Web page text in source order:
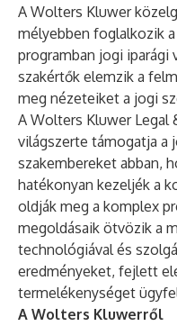
A Wolters Kluwer
mélyebben foglalkozik
programban jogi iparági
szakértők elemzik a
meg nézeteiket a jogi
A Wolters Kluwer Legal
világszerte támogatja a
szakembereket abban,
hatékonyan kezeljék a
oldják meg a komplex
megoldásaik ötvözik a
technológiával és
eredményeket, fejlett
termelékenységet
A Wolters Kluwerről